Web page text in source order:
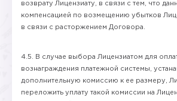
возврату Лицензиату, в связи с тем, что
компенсацией по возмещению убытков
в связи с расторжением Договора.
4.5. В случае выбора Лицензиатом для
вознаграждения платежной системы,
дополнительную комиссию к ее размеру,
переложить уплату такой комиссии на